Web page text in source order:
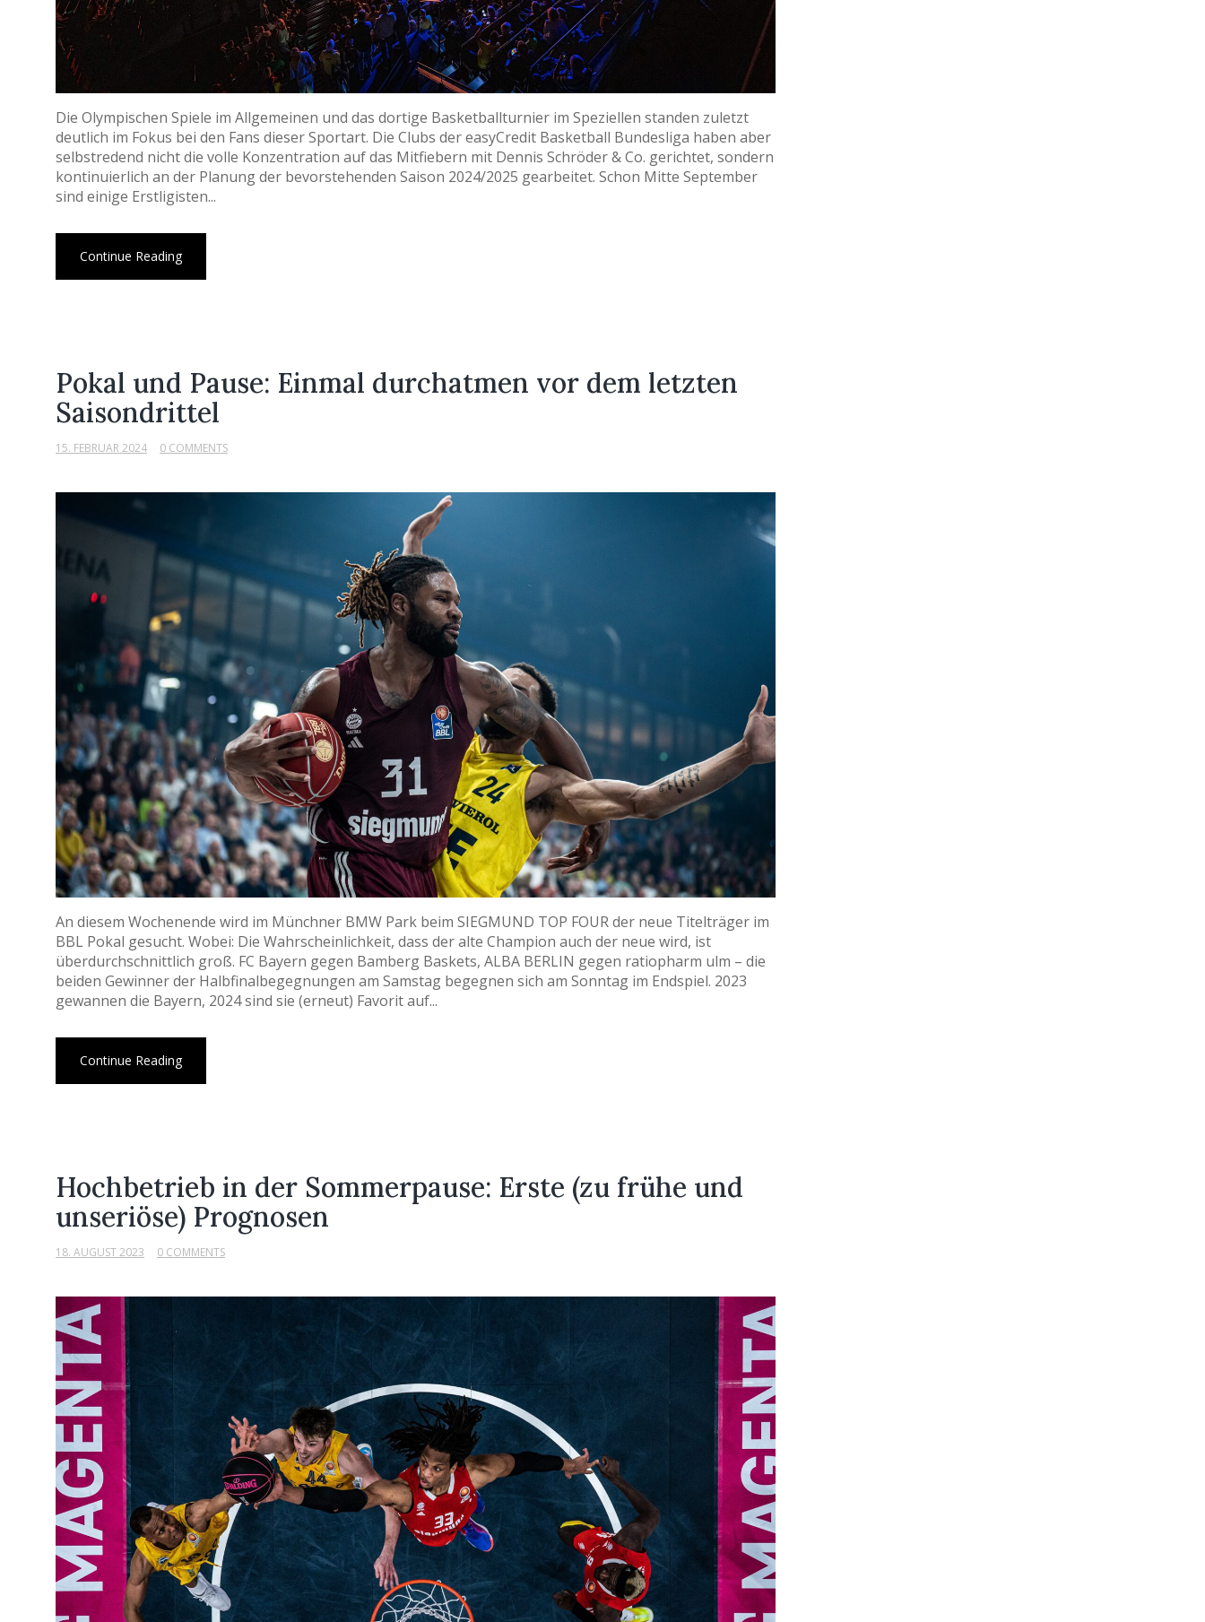
Die Olympischen Spiele im Allgemeinen und das dortige Basketballturnier im Speziellen standen zuletzt
deutlich im Fokus bei den Fans dieser Sportart. Die Clubs der easyCredit Basketball Bundesliga haben aber
selbstredend nicht die volle Konzentration auf das Mitfiebern mit Dennis Schröder & Co. gerichtet, sondern
kontinuierlich an der Planung der bevorstehenden Saison 2024/2025 gearbeitet. Schon Mitte September
sind einige Erstligisten...
Continue Reading
Pokal und Pause: Einmal durchatmen vor dem letzten
Saisondrittel
15. FEBRUAR 2024 0 COMMENTS
An diesem Wochenende wird im Münchner BMW Park beim SIEGMUND TOP FOUR der neue Titelträger im
BBL Pokal gesucht. Wobei: Die Wahrscheinlichkeit, dass der alte Champion auch der neue wird, ist
überdurchschnittlich groß. FC Bayern gegen Bamberg Baskets, ALBA BERLIN gegen ratiopharm ulm – die
beiden Gewinner der Halbfinalbegegnungen am Samstag begegnen sich am Sonntag im Endspiel. 2023
gewannen die Bayern, 2024 sind sie (erneut) Favorit auf...
Continue Reading
Hochbetrieb in der Sommerpause: Erste (zu frühe und
unseriöse) Prognosen
18. AUGUST 2023 0 COMMENTS